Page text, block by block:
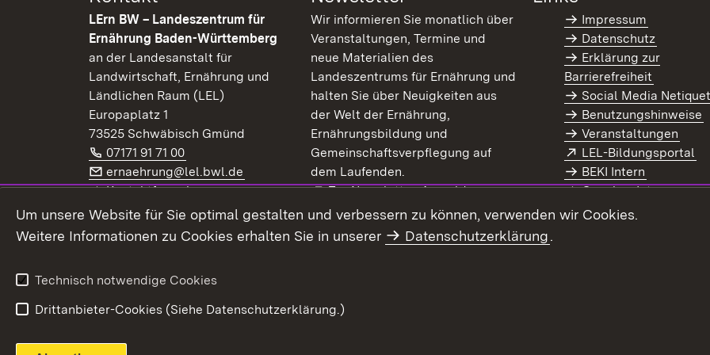
LErn BW – Landeszentrum für
Ernährung Baden-Württemberg
an der Landesanstalt für
Landwirtschaft, Ernährung und
Ländlichen Raum (LEL)
Europaplatz 1
73525 Schwäbisch Gmünd
Telefon:
07171 91 71 00 (Öffnet in neuem Fenster)
E-Mail:
ernaehrung@lel.bwl.de (Öffnet in neuem Fenster)
Kontaktformular
Extern:
LinkedIn (Öffnet in neuem Fenster)
Wir informieren Sie monatlich über
Veranstaltungen, Termine und
neue Materialien des
Landeszentrums für Ernährung und
halten Sie über Neuigkeiten aus
der Welt der Ernährung,
Ernährungsbildung und
Gemeinschaftsverpflegung auf
dem Laufenden.
Extern:
Zur Newsletter-Anmeldung(Öffnet in neuem Fenster)
Newsletter-Archiv
Impressum
Datenschutz
Erklärung zur
Barrierefreiheit
Social Media
Benutzungshinweise
Veranstaltungen
Extern:
LEL-Bildungsportal
BEKI Intern
Coaches Intern
Intranet
Um unsere Website für Sie optimal gestalten und verbessern zu können, verwenden wir Cookies.
Weitere Informationen zu Cookies erhalten Sie in unserer
Datenschutzerklärung.
Technisch notwendige Cookies
Drittanbieter-Cookies (Siehe Datenschutzerklärung.)